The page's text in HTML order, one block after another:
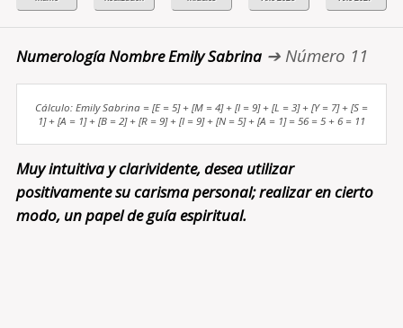
Numerología Nombre Emily Sabrina➔ Número 11
Cálculo: Emily Sabrina = [E = 5] + [M = 4] + [I = 9] + [L = 3] + [Y = 7] + [S =
1] + [A = 1] + [B = 2] + [R = 9] + [I = 9] + [N = 5] + [A = 1] = 56 = 5 + 6 = 11
Muy intuitiva y clarividente, desea utilizar
positivamente su carisma personal; realizar en cierto
modo, un papel de guía espiritual.